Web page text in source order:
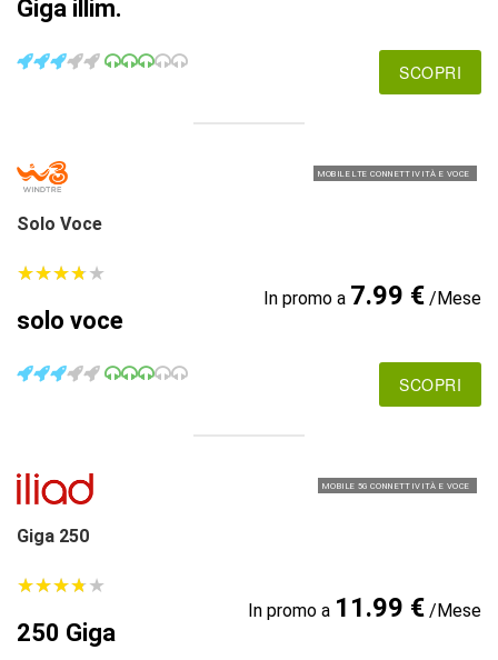
Giga illim.
SCOPRI
MOBILE LTE CONNETTIVITÀ E VOCE
Solo Voce
★★★★★
★★★★★
solo voce
In promo a 7.99 €/Mese
SCOPRI
MOBILE 5G CONNETTIVITÀ E VOCE
Giga 250
★★★★★
★★★★★
250 Giga
In promo a 11.99 €/Mese